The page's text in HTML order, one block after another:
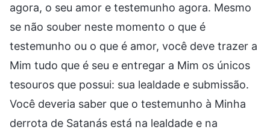
agora, o seu amor e testemunho agora. Mesmo
se não souber neste momento o que é
testemunho ou o que é amor, você deve trazer a
Mim tudo que é seu e entregar a Mim os únicos
tesouros que possui: sua lealdade e submissão.
Você deveria saber que o testemunho à Minha
derrota de Satanás está na lealdade e na